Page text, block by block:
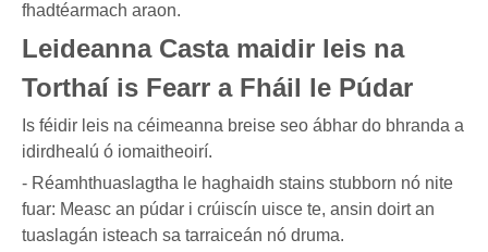
fhadtéarmach araon.
Leideanna Casta maidir leis na
Torthaí is Fearr a Fháil le Púdar
Is féidir leis na céimeanna breise seo ábhar do bhranda a
idirdhealú ó iomaitheoirí.
- Réamhthuaslagtha le haghaidh stains stubborn nó nite
fuar: Measc an púdar i crúiscín uisce te, ansin doirt an
tuaslagán isteach sa tarraiceán nó druma.